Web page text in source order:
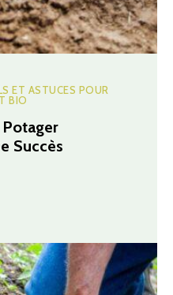
ET ASTUCES POUR
BIO
Succès